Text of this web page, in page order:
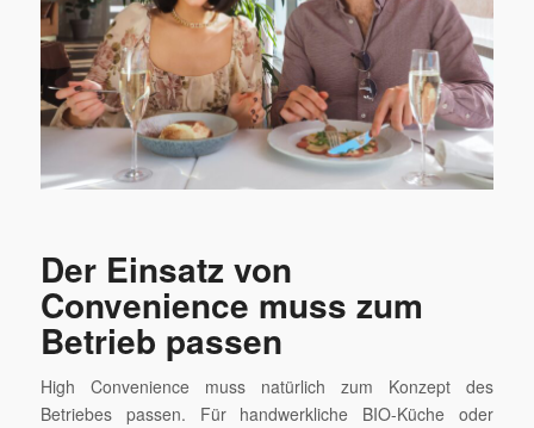
Der Einsatz von
Convenience muss zum
Betrieb passen
High Convenience muss natürlich zum Konzept des
Betriebes passen. Für handwerkliche BIO-Küche oder